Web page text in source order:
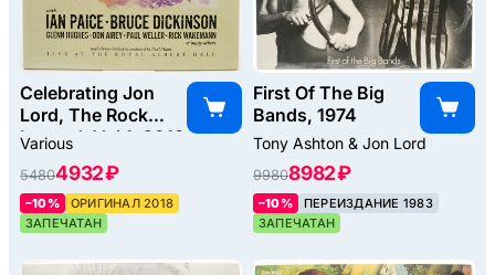
Celebrating Jon
Lord, The Rock
Legend, Vol.1, 2018
Various
54804932 ₽
–10%
ОРИГИНАЛ 2018
ЗАПЕЧАТАН
First Of The Big
Bands, 1974
Tony Ashton & Jon Lord
99808982 ₽
–10%
ПЕРЕИЗДАНИЕ 1983
ЗАПЕЧАТАН